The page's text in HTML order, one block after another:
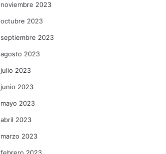
noviembre 2023
octubre 2023
septiembre 2023
agosto 2023
julio 2023
junio 2023
mayo 2023
abril 2023
marzo 2023